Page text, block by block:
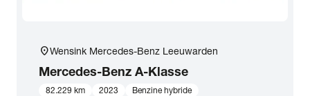
location_onWensink Mercedes-Benz Leeuwarden
Mercedes-Benz A-Klasse
82.229 km 2023 Benzine hybride